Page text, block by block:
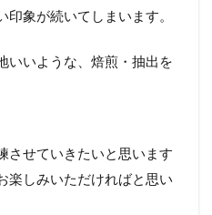
象が続いてしまいます。
いいような、焙煎・抽出を
させていきたいと思います
楽しみいただければと思い